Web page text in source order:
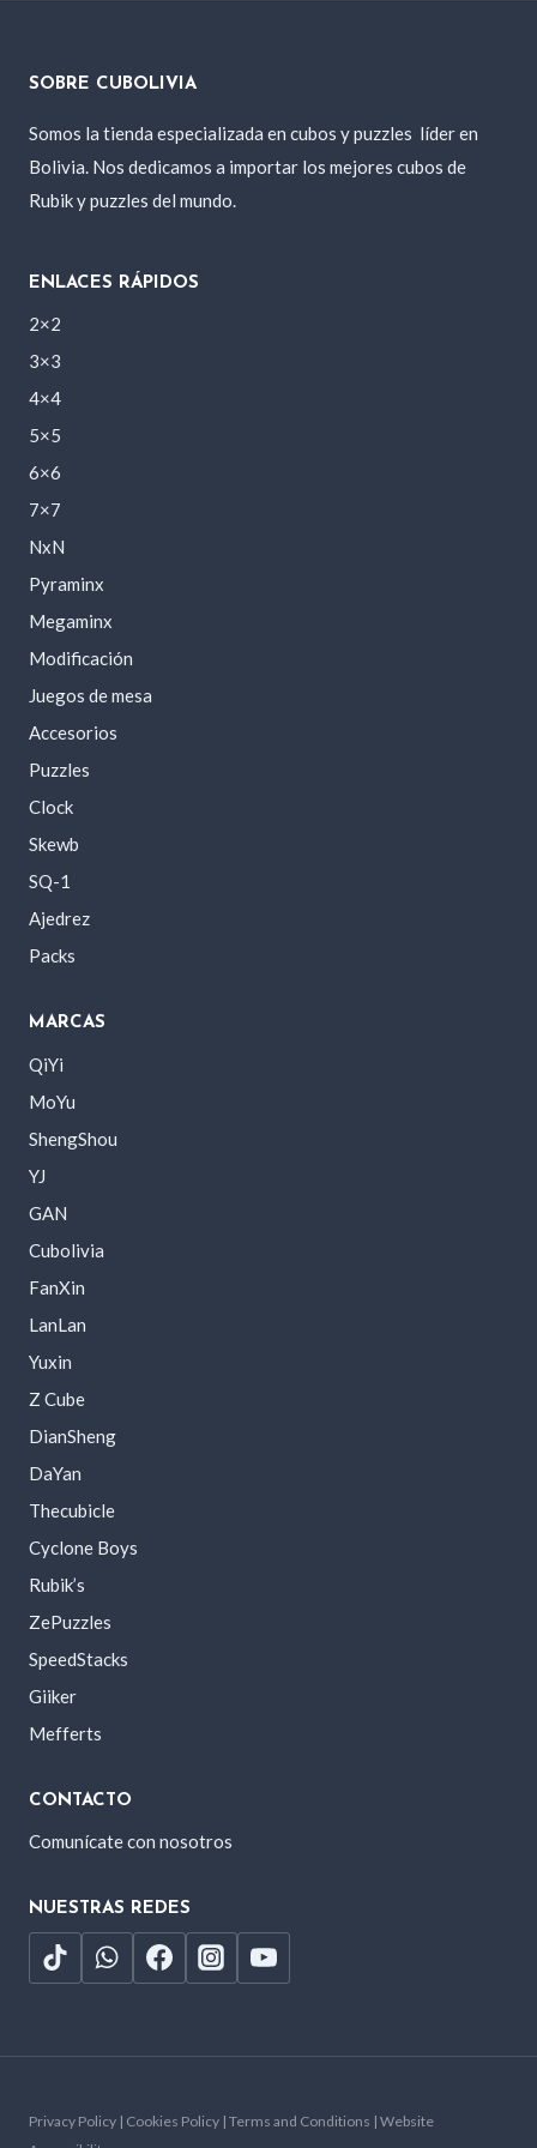
SOBRE CUBOLIVIA
Somos la tienda especializada en cubos y puzzles líder en
Bolivia. Nos dedicamos a importar los mejores cubos de
Rubik y puzzles del mundo.
ENLACES RÁPIDOS
2×2
3×3
4×4
5×5
6×6
7×7
NxN
Pyraminx
Megaminx
Modificación
Juegos de mesa
Accesorios
Puzzles
Clock
Skewb
SQ-1
Ajedrez
Packs
MARCAS
QiYi
MoYu
ShengShou
YJ
GAN
Cubolivia
FanXin
LanLan
Yuxin
Z Cube
DianSheng
DaYan
Thecubicle
Cyclone Boys
Rubik’s
ZePuzzles
SpeedStacks
Giiker
Mefferts
CONTACTO
Comunícate con nosotros
NUESTRAS REDES
Privacy Policy | Cookies Policy | Terms and Conditions | Website